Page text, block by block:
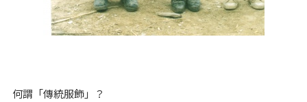
何謂「傳統服飾」？